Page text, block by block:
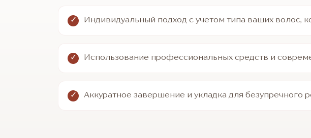
Индивидуальный подход с учетом типа ваших волос,
Использование профессиональных средств и
Аккуратное завершение и укладка для безупречного